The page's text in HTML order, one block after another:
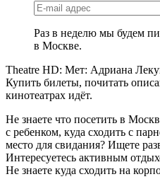
Раз в неделю мы будем
в Москве.
Theatre HD: Мет: Адриана
Купить билеты, почитать
кинотеатрах идёт.
Не знаете что посетить в
с ребенком, куда сходить с
место для свидания? Ищете
Интересуетесь активным
Не знаете куда сходить на